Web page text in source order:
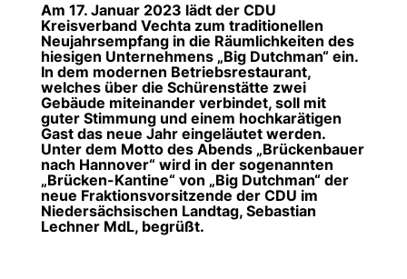
Am 17. Januar 2023 lädt der CDU
Kreisverband Vechta zum traditionellen
Neujahrsempfang in die Räumlichkeiten des
hiesigen Unternehmens „Big Dutchman“ ein.
In dem modernen Betriebsrestaurant,
welches über die Schürenstätte zwei
Gebäude miteinander verbindet, soll mit
guter Stimmung und einem hochkarätigen
Gast das neue Jahr eingeläutet werden.
Unter dem Motto des Abends „Brückenbauer
nach Hannover“ wird in der sogenannten
Brücken-Kantine“ von „Big Dutchman“ der
neue Fraktionsvorsitzende der CDU im
Niedersächsischen Landtag, Sebastian
Lechner MdL, begrüßt.